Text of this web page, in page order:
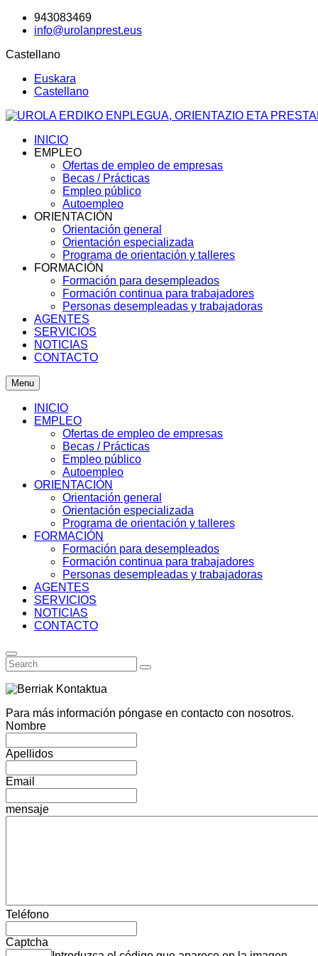
943083469
info@urolanprest.eus
Castellano
Euskara
Castellano
INICIO
EMPLEO
Ofertas de empleo de empresas
Becas / Prácticas
Empleo público
Autoempleo
ORIENTACIÓN
Orientación general
Orientación especializada
Programa de orientación y talleres
FORMACIÓN
Formación para desempleados
Formación continua para trabajadores
Personas desempleadas y trabajadoras
AGENTES
SERVICIOS
NOTICIAS
CONTACTO
Menu
INICIO
EMPLEO
Ofertas de empleo de empresas
Becas / Prácticas
Empleo público
Autoempleo
ORIENTACIÓN
Orientación general
Orientación especializada
Programa de orientación y talleres
FORMACIÓN
Formación para desempleados
Formación continua para trabajadores
Personas desempleadas y trabajadoras
AGENTES
SERVICIOS
NOTICIAS
CONTACTO
Para más información póngase en contacto con nosotros.
Nombre
Apellidos
Email
mensaje
Teléfono
Captcha